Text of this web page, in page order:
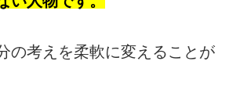
の考えを柔軟に変えることが